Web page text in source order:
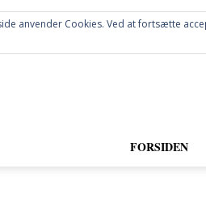
FORSIDEN
anvender Cookies. Ved at fortsætte